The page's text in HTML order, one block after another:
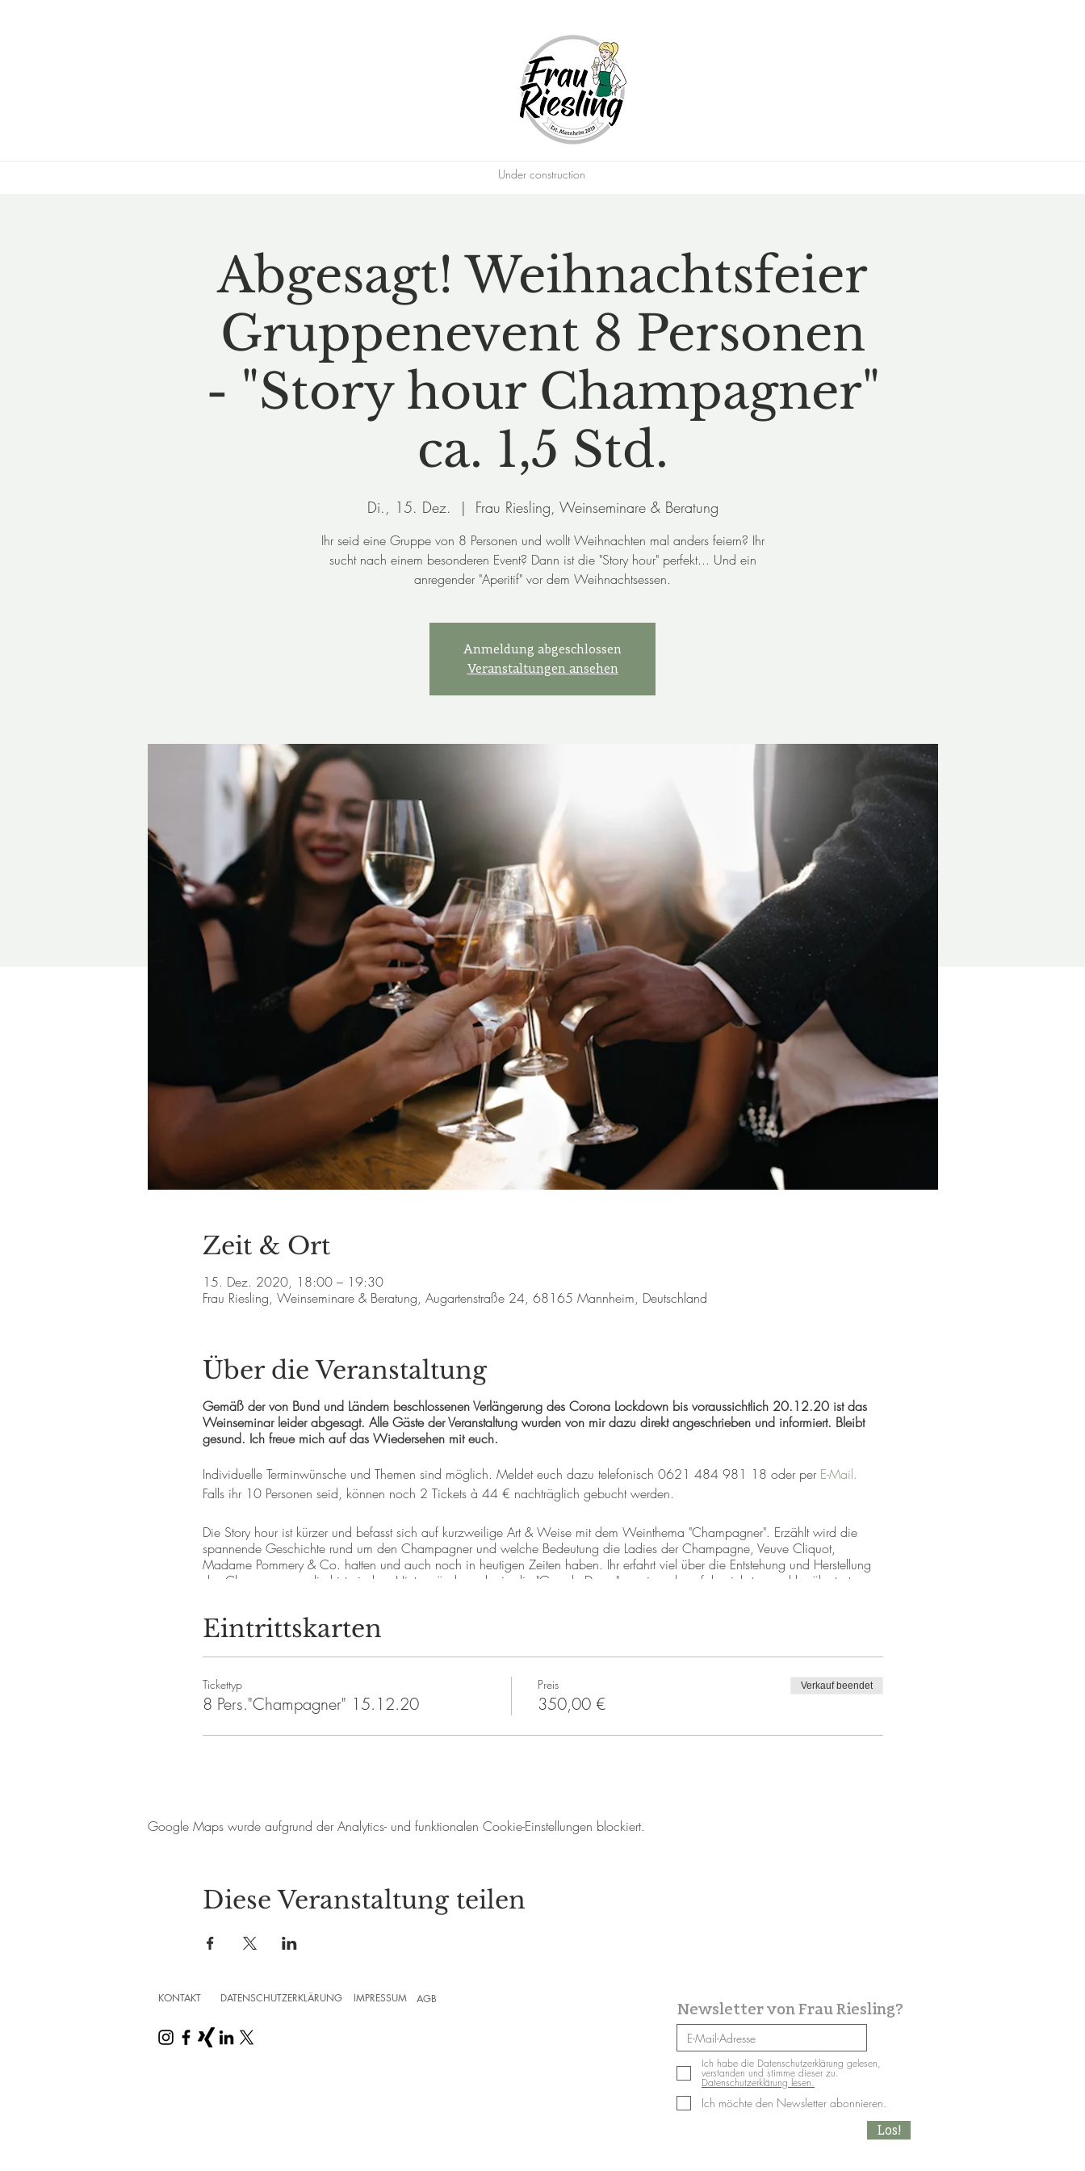
Under construction
Abgesagt! Weihnachtsfeier
Gruppenevent 8 Personen
- "Story hour Champagner"
ca. 1,5 Std.
Di., 15. Dez.
  |
Frau Riesling, Weinseminare & Beratung
Ihr seid eine Gruppe von 8 Personen und wollt Weihnachten mal anders feiern? Ihr
sucht nach einem besonderen Event? Dann ist die "Story hour" perfekt... Und ein
Anmeldung abgeschlossen
Veranstaltungen ansehen
Zeit & Ort
15. Dez. 2020, 18:00 – 19:30
Frau Riesling, Weinseminare & Beratung, Augartenstraße 24, 68165 Mannheim, Deutschland
Über die Veranstaltung
Gemäß der von Bund und Ländern beschlossenen Verlängerung des Corona Lockdown bis voraussichtlich 20.12.20 ist das
Weinseminar leider abgesagt. Alle Gäste der Veranstaltung wurden von mir dazu direkt angeschrieben und informiert. Bleibt
gesund. Ich freue mich auf das Wiedersehen mit euch.
Individuelle Terminwünsche und Themen sind möglich. Meldet euch dazu telefonisch 0621 484 981 18 oder per E-Mail.
Falls ihr 10 Personen seid, können noch 2 Tickets à 44 € nachträglich gebucht werden.
Die Story hour ist kürzer und befasst sich auf kurzweilige Art & Weise mit dem Weinthema "Champagner". Erzählt wird die
spannende Geschichte rund um den Champagner und welche Bedeutung die Ladies der Champagne, Veuve Cliquot,
Madame Pommery & Co. hatten und auch noch in heutigen Zeiten haben. Ihr erfahrt viel über die Entstehung und Herstellung
des Champagners, die historischen Hintergründe und wie die "Grande Dame" zu einer der erfolgreichsten und berühmtesten
Das Seminar dauert ca. 1,5 Std. Im Preis für 8 Pers. ist inklusive: der Vortrag, Aperitif, 2 Premium Champagner und Wasser.
Teilnahme ab 18 Jahre. Bitte beachten: gekaufte Tickets können nicht storniert werden. Es gelten die
#afterwork #veuvecliquot #champagner #feierabend #wein #teamevent #firmenevent #gruppenevent
Eintrittskarten
Tickettyp
8 Pers."Champagner" 15.12.20
Preis
350,00 €
Verkauf beendet
Google Maps wurde aufgrund der Analytics- und funktionalen Cookie-Einstellungen blockiert.
Diese Veranstaltung teilen
KONTAKT DATENSCHUTZERKLÄRUNG IMPRESSUM AGB
Newsletter von Frau Riesling?
Ich habe die Datenschutzerklärung gelesen,
verstanden und stimme dieser zu.
Datenschutzerklärung lesen.
Ich möchte den Newsletter abonnieren.
Los!